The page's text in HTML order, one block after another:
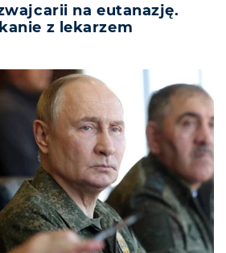
na eutanazję.
z lekarzem